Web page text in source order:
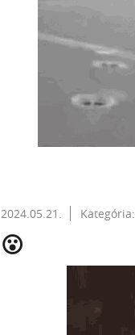
2024.05.21. Kategória:
😮